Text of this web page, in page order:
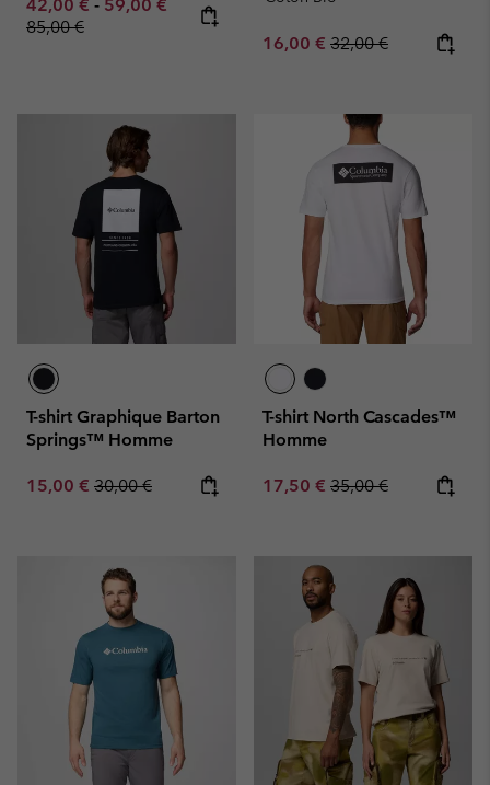
42,00 € - 59,00 €
85,00 €
Sale price:
16,00 € Regular price:
32,00 €
T-shirt Graphique Barton
Springs™ Homme
Sale price:
15,00 € Regular price:
30,00 €
T-shirt North Cascades™
Homme
Sale price:
17,50 € Regular price:
35,00 €